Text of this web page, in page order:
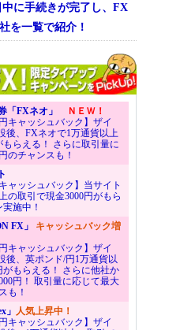
に手続きが完了し、FX
を一覧で紹介！
「FXネオ」
ＮＥＷ！
円キャッシュバック】ザイ
後、FXネオで1万通貨以上
もらえる！ さらに取引量に
のチャンスも！
ャッシュバック】当サイト
の取引で現金3000円がもら
施中！
FX」 キャッシュバック増
円キャッシュバック】ザイ
後、英ポンド/円1万通貨以
がもらえる！ さらに他社か
円！ 取引量に応じて最大
も！
」 人気上昇中！
円キャッシュバック】ザイ